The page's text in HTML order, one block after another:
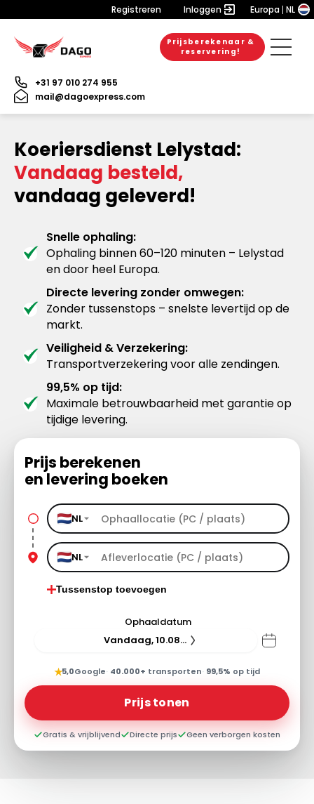
Registreren Inloggen Europa NL
Prijsberekenaar &
reservering!
+31 97 010 274 955
mail@dagoexpress.com
Koeriersdienst Lelystad:
Vandaag besteld,
vandaag geleverd!
Snelle ophaling:
Ophaling binnen 60–120 minuten – Lelystad
en door heel Europa.
Directe levering zonder omwegen:
Zonder tussenstops – snelste levertijd op de
markt.
Veiligheid & Verzekering:
Transportverzekering voor alle zendingen.
99,5% op tijd:
Maximale betrouwbaarheid met garantie op
tijdige levering.
Prijs berekenen
en levering boeken
NL
NL
Tussenstop toevoegen
Ophaaldatum
Vandaag, 10.08.26
★5,0Google· 40.000+ transporten· 99,5% op tijd
Prijs tonen
Gratis & vrijblijvend Directe prijs Geen verborgen kosten